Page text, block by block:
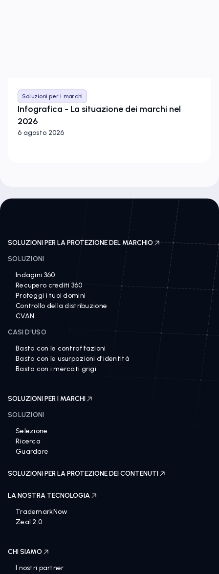
Soluzioni per i marchi
Infografica - La situazione dei marchi nel
2026
6 agosto 2026
SOLUZIONI PER LA PROTEZIONE DEL MARCHIO
SOLUZIONI
Indagini 360
Recupero crediti 360
Proteggi i tuoi domini
Controllo della distribuzione
CVAN
CASI D'USO
Basta con le contraffazioni
Basta con le usurpazioni d'identità
Basta con i mercati grigi
SOLUZIONI PER I MARCHI
SOLUZIONI
Selezione
Ricerca
Guardare
SOLUZIONI PER LA PROTEZIONE DEI CONTENUTI
LA NOSTRA TECNOLOGIA
TrademarkNow
Zeal 2.0
CHI SIAMO
I nostri partner